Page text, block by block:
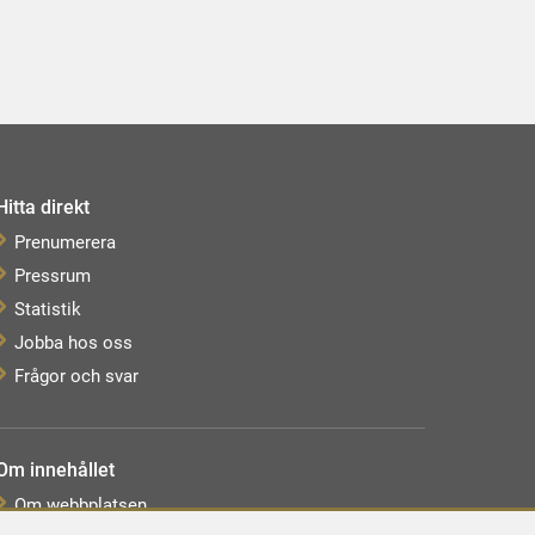
direkt
Prenumerera
Pressrum
Statistik
Jobba hos oss
Frågor och svar
innehållet
Om webbplatsen